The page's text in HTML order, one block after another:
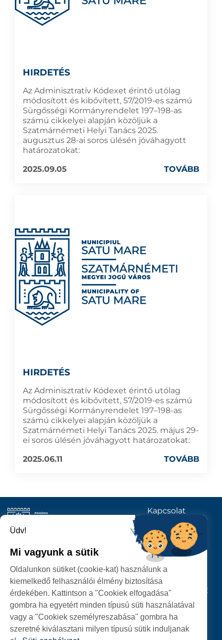
HIRDETÉS
Az Adminisztratív Kódexet érintő utólag
módosított és kibővített, 57/2019-es számú
Sürgősségi Kormányrendelet 197–198-as
számú cikkelyei alapján közöljük a
Szatmárnémeti Helyi Tanács 2025.
augusztus 28-ai soros ülésén jóváhagyott
határozatokat:
2025.09.05
TOVÁBB
HIRDETÉS
Az Adminisztratív Kódexet érintő utólag
módosított és kibővített, 57/2019-es számú
Sürgősségi Kormányrendelet 197–198-as
számú cikkelyei alapján közöljük a
Szatmárnémeti Helyi Tanács 2025. május 29-
ei soros ülésén jóváhagyott határozatokat:
2025.06.11
TOVÁBB
SZEMÉLYES ADATOK VÉDELME
SZATMÁRNÉMETI
POLGÁRMESTERI HIVATAL
P-ȚA 25 OCTOMBRIE, NR. 1 CORP M, 440026 SATU MARE
Kapcsolat
KÖVESSENEK
Üdv!
Mi vagyunk a sütik
Oldalunkon sütiket (cookie-kat) használunk a
kiemelkedő felhasználói élmény biztosítása
érdekében. Kattintson a "Cookiek elfogadása"
gombra ha egyetért minden típusú süti használatával
vagy a "Cookiek személyreszabása" gombra ha
szeretné kiválasztani milyen típusú sütik induljanak